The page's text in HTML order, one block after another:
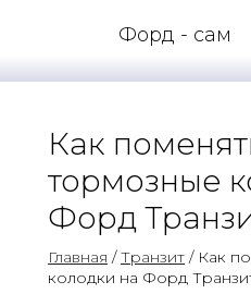
Форд - сам
Как
тормозные
Форд
Главная /Транзит / Как
колодки на Форд